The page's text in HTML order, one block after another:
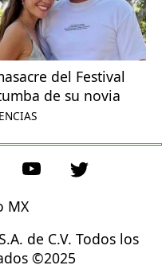
del Festival
de su novia
MX
de C.V. Todos los
©2025